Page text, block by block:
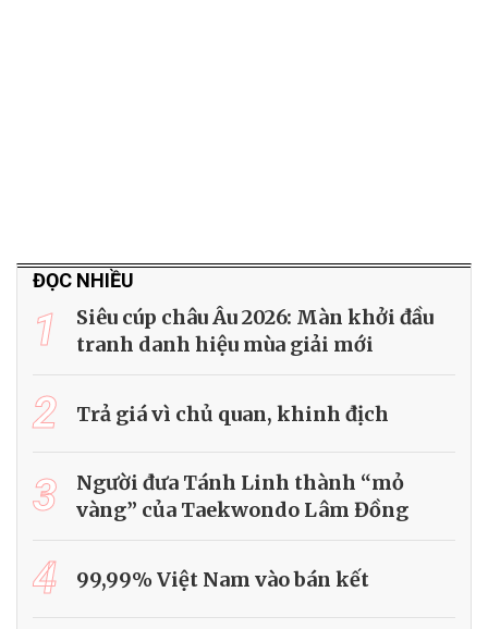
ĐỌC NHIỀU
1
Siêu cúp châu Âu 2026: Màn khởi đầu
tranh danh hiệu mùa giải mới
2 Trả giá vì chủ quan, khinh địch
3
Người đưa Tánh Linh thành “mỏ
vàng” của Taekwondo Lâm Đồng
4 99,99% Việt Nam vào bán kết